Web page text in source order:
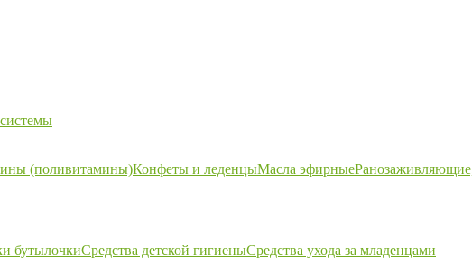
(поливитамины)Конфеты и леденцыМасла эфирные
бутылочкиСредства детской гигиеныСредства ухода за младенцами